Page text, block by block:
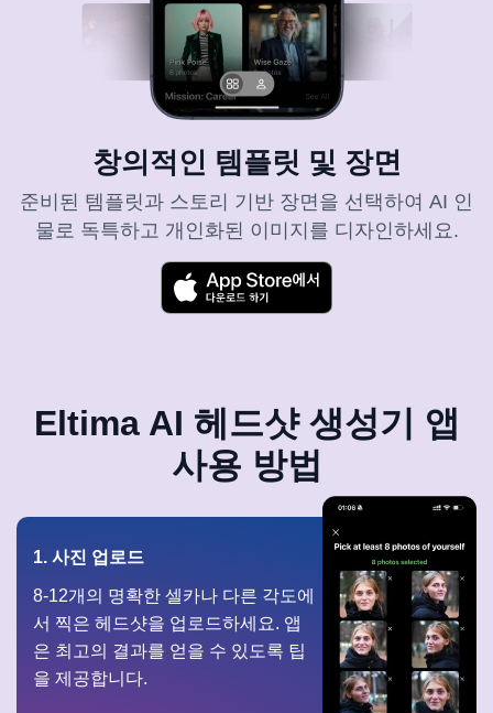
창의적인 템플릿 및 장면
준비된 템플릿과 스토리 기반 장면을 선택하여 AI 인
물로 독특하고 개인화된 이미지를 디자인하세요.
Eltima AI 헤드샷 생성기 앱
사용 방법
1. 사진 업로드
8-12개의 명확한 셀카나 다른 각도에
서 찍은 헤드샷을 업로드하세요. 앱
은 최고의 결과를 얻을 수 있도록 팁
을 제공합니다.